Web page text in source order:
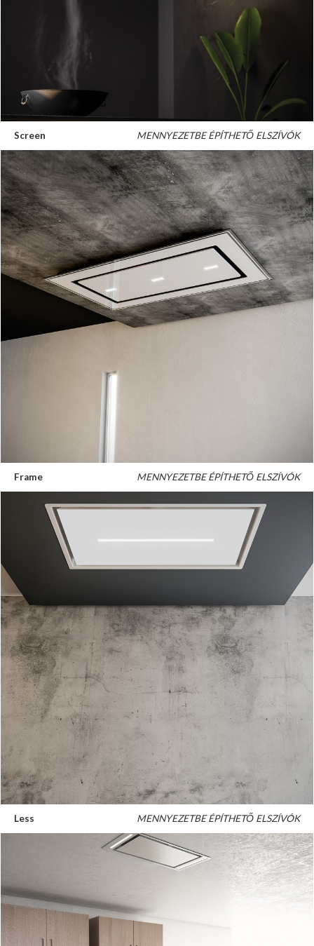
Screen MENNYEZETBE ÉPÍTHETŐ ELSZÍVÓK
Frame MENNYEZETBE ÉPÍTHETŐ ELSZÍVÓK
Less MENNYEZETBE ÉPÍTHETŐ ELSZÍVÓK